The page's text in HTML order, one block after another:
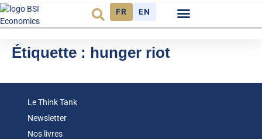
FR EN
Étiquette : hunger riot
Le Think Tank
Newsletter
Nos livres